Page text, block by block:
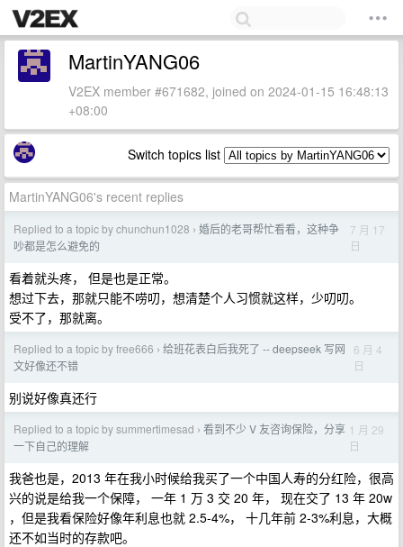
MartinYANG06
V2EX member #671682, joined on 2024-01-15 16:48:13
+08:00
Switch topics list
MartinYANG06's recent replies
Replied to a topic by chunchun1028 › 婚后的老哥帮忙看看，这种争
吵都是怎么避免的
7 月 17
日
看着就头疼， 但是也是正常。
想过下去，那就只能不唠叨，想清楚个人习惯就这样，少叨叨。
受不了，那就离。
Replied to a topic by free666 › 给班花表白后我死了 -- deepseek 写网
文好像还不错
6 月 4
日
别说好像真还行
Replied to a topic by summertimesad › 看到不少 V 友咨询保险，分享
一下自己的理解
1 月 29
日
我爸也是，2013 年在我小时候给我买了一个中国人寿的分红险，很高
兴的说是给我一个保障， 一年 1 万 3 交 20 年， 现在交了 13 年 20w
，但是我看保险好像年利息也就 2.5-4%， 十几年前 2-3%利息，大概
还不如当时的存款吧。